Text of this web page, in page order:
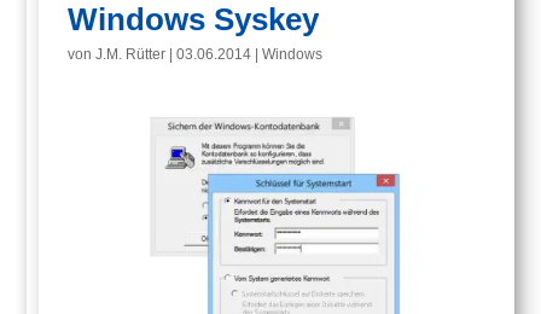
Windows Syskey
vonJ.M. Rütter |03.06.2014 |Windows